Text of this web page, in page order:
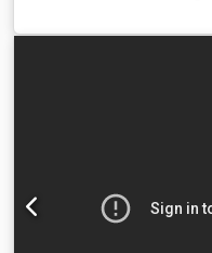
hoher Qualität und ist
Gasgeräte beziehen wir
mit hoher Qualität. Der
Gastronomische
„Bertos“ , smooth plate